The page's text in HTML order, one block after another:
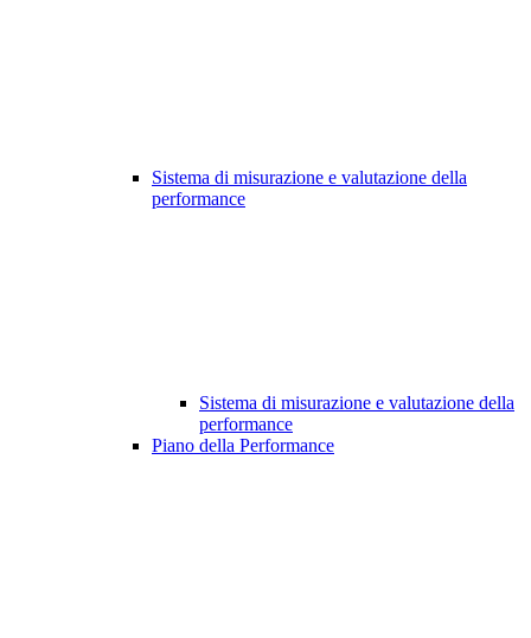
Sistema di misurazione e valutazione della
performance
Sistema di misurazione e valutazione della
performance
Piano della Performance